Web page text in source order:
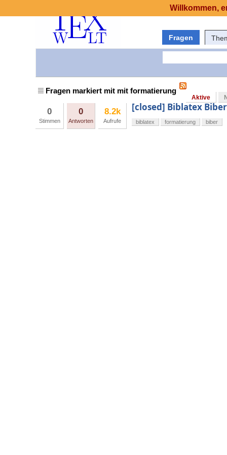
Fragen
Fragen markiert mit mit formatierung
Aktive
0
Stimmen
0
Antworten
8.2k
Aufrufe
[closed] Biblatex
biblatex formatierung biber
Willkommen,